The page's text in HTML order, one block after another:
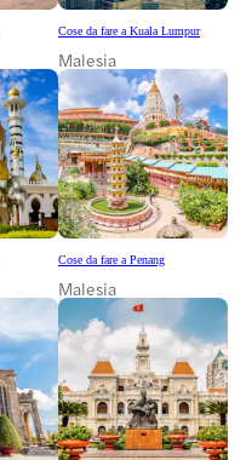
Cose da fare a Kuala Lumpur
Malesia
Cose da fare a Penang
Malesia